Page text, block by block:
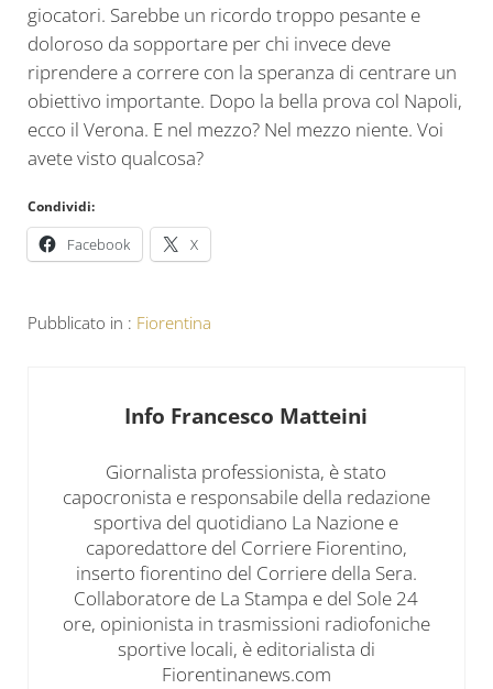
giocatori. Sarebbe un ricordo troppo pesante e
doloroso da sopportare per chi invece deve
riprendere a correre con la speranza di centrare un
obiettivo importante. Dopo la bella prova col Napoli,
ecco il Verona. E nel mezzo? Nel mezzo niente. Voi
avete visto qualcosa?
Condividi:
Facebook X
Pubblicato in : Fiorentina
Info Francesco Matteini
Giornalista professionista, è stato
capocronista e responsabile della redazione
sportiva del quotidiano La Nazione e
caporedattore del Corriere Fiorentino,
inserto fiorentino del Corriere della Sera.
Collaboratore de La Stampa e del Sole 24
ore, opinionista in trasmissioni radiofoniche
sportive locali, è editorialista di
Fiorentinanews.com